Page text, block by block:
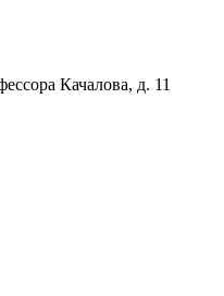
Качалова, д. 11